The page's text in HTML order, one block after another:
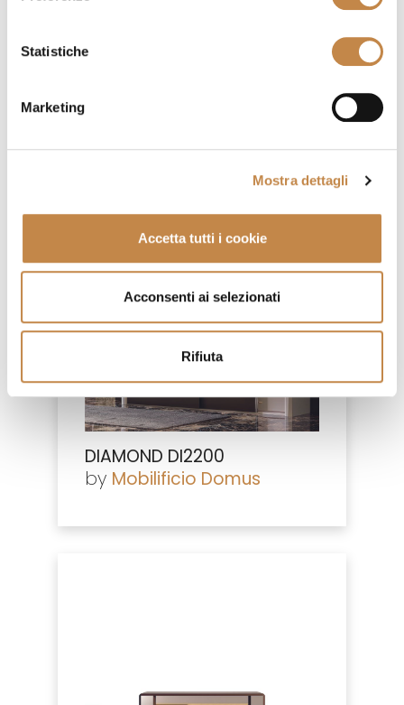
Statistiche
Marketing
Mostra dettagli
Accetta tutti i cookie
Acconsenti ai selezionati
Rifiuta
DIAMOND DI2200
by Mobilificio Domus